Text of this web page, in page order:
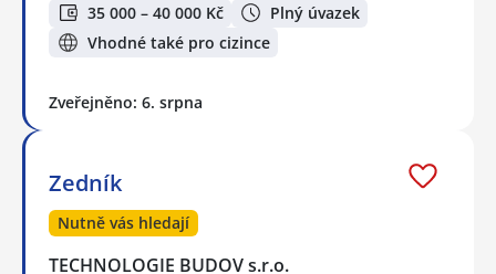
35 000 – 40 000 Kč
Plný úvazek
Vhodné také pro cizince
Zveřejněno: 6. srpna
Zedník
Nutně vás hledají
TECHNOLOGIE BUDOV s.r.o.